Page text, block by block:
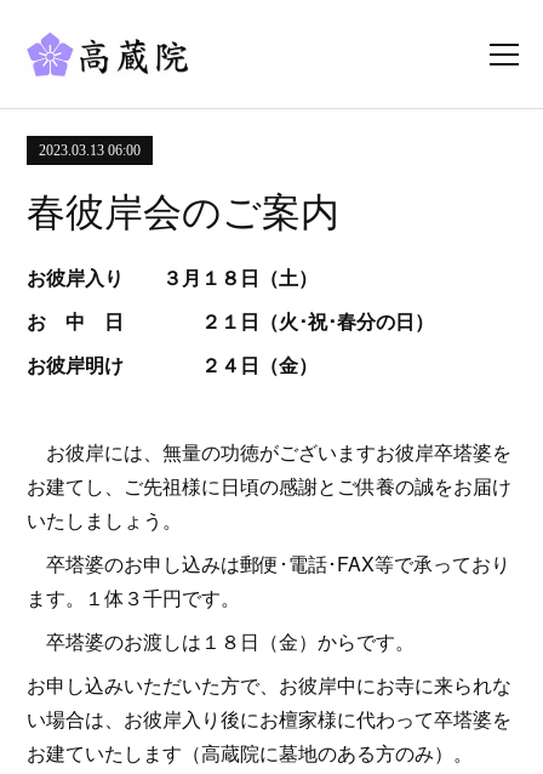
2023.03.13 06:00
春彼岸会のご案内
お彼岸入り ３月１８日（土）
お 中 日 ２１日（火･祝･春分の日）
お彼岸明け ２４日（金）
お彼岸には、無量の功徳がございますお彼岸卒塔婆を
お建てし、ご先祖様に日頃の感謝とご供養の誠をお届け
いたしましょう。
卒塔婆のお申し込みは郵便･電話･FAX等で承っており
ます。１体３千円です。
卒塔婆のお渡しは１８日（金）からです。
お申し込みいただいた方で、お彼岸中にお寺に来られな
い場合は、お彼岸入り後にお檀家様に代わって卒塔婆を
お建ていたします（高蔵院に墓地のある方のみ）。